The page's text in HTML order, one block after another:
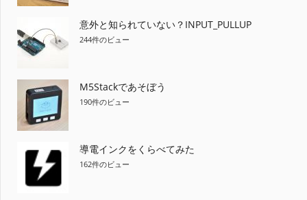
意外と知られていない？INPUT_PULLUP
244件のビュー
M5Stackであそぼう
190件のビュー
導電インクをくらべてみた
162件のビュー